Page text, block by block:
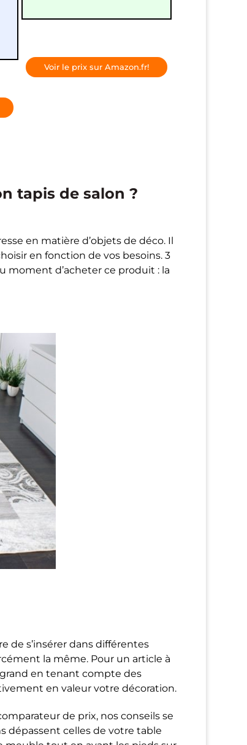
Voir le prix sur Amazon.fr!
tapis de salon ?
en matière d’objets de déco. Il
en fonction de vos besoins. 3
moment d’acheter ce produit : la
de s’insérer dans différentes
la même. Pour un article à
grand en tenant compte des
en valeur votre décoration.
de prix, nos conseils se
dépassent celles de votre table